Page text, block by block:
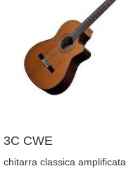
3C CWE
chitarra classica amplificata